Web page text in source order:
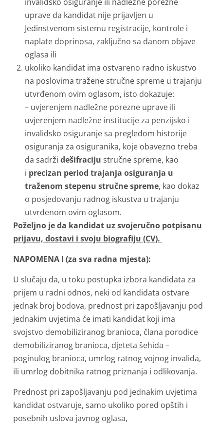
uprave da kandidat nije prijavljen u
Jedinstvenom sistemu registracije, kontrole i
naplate doprinosa, zaključno sa danom objave
oglasa ili
ukoliko kandidat ima ostvareno radno iskustvo
na poslovima tražene stručne spreme u trajanju
utvrđenom ovim oglasom, isto dokazuje:
– uvjerenjem nadležne porezne uprave ili
uvjerenjem nadležne institucije za penzijsko i
invalidsko osiguranje sa pregledom historije
osiguranja za osiguranika, koje obavezno treba
da sadrži dešifraciju stručne spreme, kao
i precizan period trajanja osiguranja u
traženom stepenu stručne spreme, kao dokaz
o posjedovanju radnog iskustva u trajanju
utvrđenom ovim oglasom.
Poželjno je da kandidat uz svojeručno potpisanu
prijavu, dostavi i svoju biografiju (CV).
NAPOMENA I (za sva radna mjesta):
U slučaju da, u toku postupka izbora kandidata za
prijem u radni odnos, neki od kandidata ostvare
jednak broj bodova, prednost pri zapošljavanju pod
jednakim uvjetima će imati kandidat koji ima
svojstvo demobiliziranog branioca, člana porodice
demobiliziranog branioca, djeteta šehida –
poginulog branioca, umrlog ratnog vojnog invalida,
ili umrlog dobitnika ratnog priznanja i odlikovanja.
Prednost pri zapošljavanju pod jednakim uvjetima
kandidat ostvaruje, samo ukoliko pored opštih i
posebnih uslova javnog oglasa,